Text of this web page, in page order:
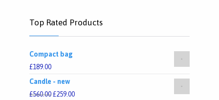
Top Rated Products
Compact bag
£189.00
Candle - new
£560.00£259.00